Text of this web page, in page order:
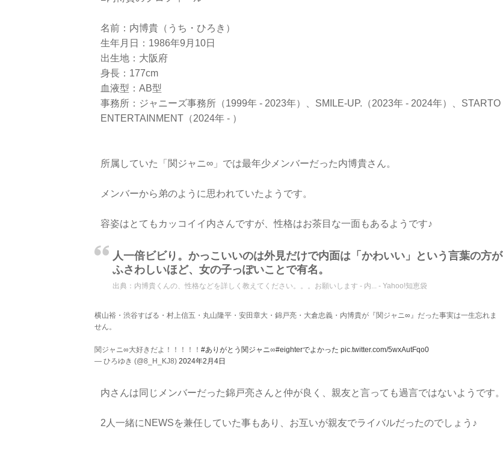
名前：内博貴（うち・ひろき）
生年月日：1986年9月10日
出生地：大阪府
身長：177cm
血液型：AB型
事務所：ジャニーズ事務所（1999年 - 2023年）、SMILE-UP.（2023年 - 2024年）、STARTO
ENTERTAINMENT（2024年 - ）
所属していた「関ジャニ∞」では最年少メンバーだった内博貴さん。
メンバーから弟のように思われていたようです。
容姿はとてもカッコイイ内さんですが、性格はお茶目な一面もあるようです♪
人一倍ビビり。かっこいいのは外見だけで内面は「かわいい」という言葉の方が
ふさわしいほど、女の子っぽいことで有名。
出典： 内博貴くんの、性格などを詳しく教えてください。。。お願いします - 内... - Yahoo!知恵袋
横山裕・渋谷すばる・村上信五・丸山隆平・安田章大・錦戸亮・大倉忠義・内博貴が『関ジャニ∞』だった事実は一生忘れま
せん。
関ジャニ∞大好きだよ！！！！！ #ありがとう関ジャニ∞#eighterでよかった pic.twitter.com/5wxAutFqo0
— ひろゆき (@8_H_KJ8) 2024年2月4日
内さんは同じメンバーだった錦戸亮さんと仲が良く、親友と言っても過言ではないようです。
2人一緒にNEWSを兼任していた事もあり、お互いが親友でライバルだったのでしょう♪